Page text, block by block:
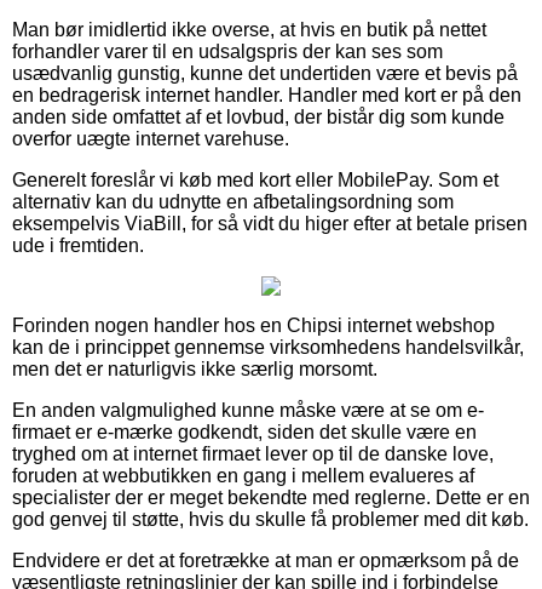
Man bør imidlertid ikke overse, at hvis en butik på nettet
forhandler varer til en udsalgspris der kan ses som
usædvanlig gunstig, kunne det undertiden være et bevis på
en bedragerisk internet handler. Handler med kort er på den
anden side omfattet af et lovbud, der bistår dig som kunde
overfor uægte internet varehuse.
Generelt foreslår vi køb med kort eller MobilePay. Som et
alternativ kan du udnytte en afbetalingsordning som
eksempelvis ViaBill, for så vidt du higer efter at betale prisen
ude i fremtiden.
Forinden nogen handler hos en Chipsi internet webshop
kan de i princippet gennemse virksomhedens handelsvilkår,
men det er naturligvis ikke særlig morsomt.
En anden valgmulighed kunne måske være at se om e-
firmaet er e-mærke godkendt, siden det skulle være en
tryghed om at internet firmaet lever op til de danske love,
foruden at webbutikken en gang i mellem evalueres af
specialister der er meget bekendte med reglerne. Dette er en
god genvej til støtte, hvis du skulle få problemer med dit køb.
Endvidere er det at foretrække at man er opmærksom på de
væsentligste retningslinjer der kan spille ind i forbindelse